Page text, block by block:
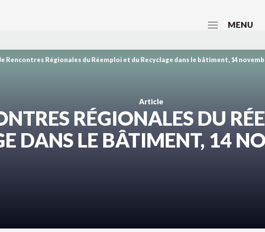
MENU
Rencontres Régionales du Réemploi et du Recyclage dans le bâtiment, 14
Article
RÉGIONALES DU
DANS LE BÂTIMENT, 14